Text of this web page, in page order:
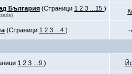
България (Страници 123 ...15)
(Страници 123 ...4) -
123 ...9)